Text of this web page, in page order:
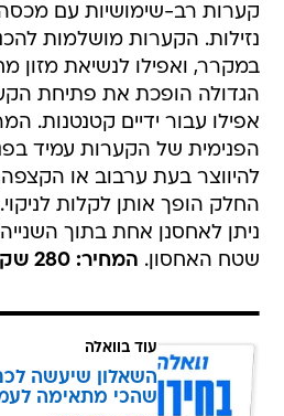
קערות רב-שימושיות עם מכסה
נזילות. הקערות מושלמות
במקרר, ואפילו לנשיאת מזון
הגדולה הופכת את פתיחת
אפילו עבור ידיים קטנטנות.
הפנימית של הקערות עמיד
להיווצר בעת ערבוב או הקצפה,
החלק הופך אותן לקלות
ניתן לאחסנן אחת בתוך
שטח האחסון. המחיר: 280 שקל לפני הנחה.
עוד בוואלה
השאלון שיעשה
שהכי מתאימה